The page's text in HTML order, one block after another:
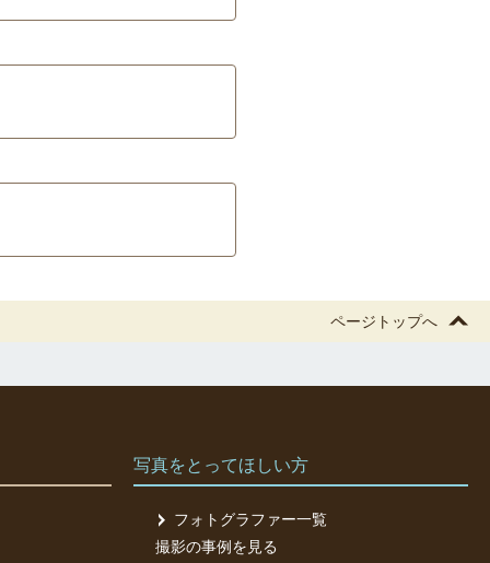
ページトップへ
写真をとってほしい方
フォトグラファー一覧
撮影の事例を見る